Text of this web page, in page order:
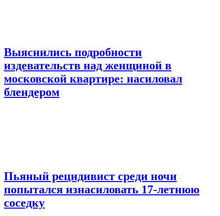
Выяснились подробности
издевательств над женщиной в
московской квартире: насиловал
блендером
Пьяный рецидивист среди ночи
попытался изнасиловать 17-летнюю
соседку